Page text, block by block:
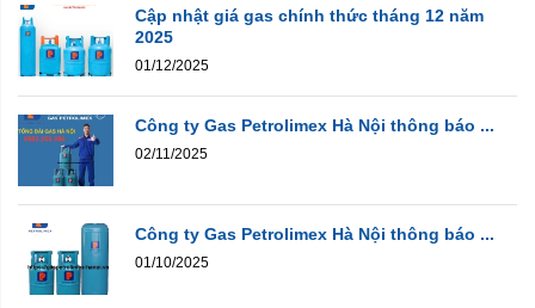
Cập nhật giá gas chính thức tháng 12 năm
2025
01/12/2025
Công ty Gas Petrolimex Hà Nội thông báo ...
02/11/2025
Công ty Gas Petrolimex Hà Nội thông báo ...
01/10/2025